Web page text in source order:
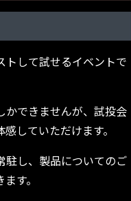
トして試せるイベントで
かできませんが、試投会
していただけます。
駐し、製品についてのご
す。